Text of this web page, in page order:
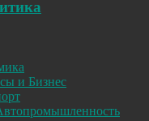
и Бизнес